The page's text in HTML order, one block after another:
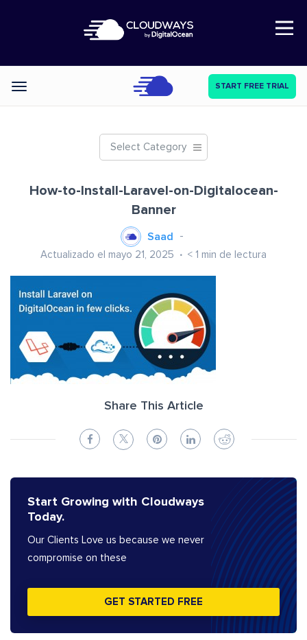
Open Nav
Categories START FREE TRIAL
Select Category
How-to-Install-Laravel-on-Digitalocean-
Banner
Saad
Actualizado el mayo 21, 2025 < 1 min de lectura
Share This Article
Start Growing with Cloudways
Today.
Our Clients Love us because we never
compromise on these
GET STARTED FREE